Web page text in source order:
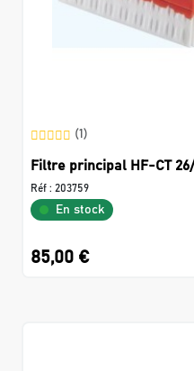
(1)
Filtre principal HF-CT
Réf : 203759
En stock
85,00 €